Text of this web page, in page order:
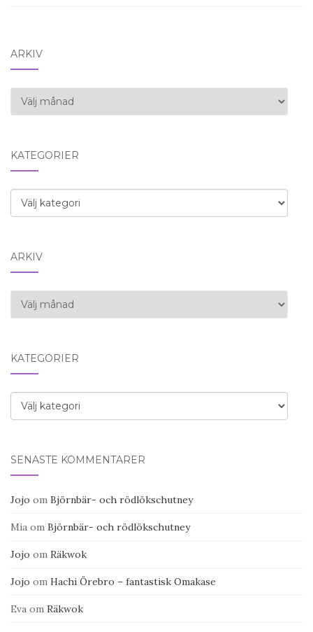
ARKIV
Arkiv
KATEGORIER
Kategorier
ARKIV
Arkiv
KATEGORIER
Kategorier
SENASTE KOMMENTARER
Jojo om Björnbär- och rödlökschutney
Mia om Björnbär- och rödlökschutney
Jojo om Räkwok
Jojo om Hachi Örebro – fantastisk Omakase
Eva om Räkwok